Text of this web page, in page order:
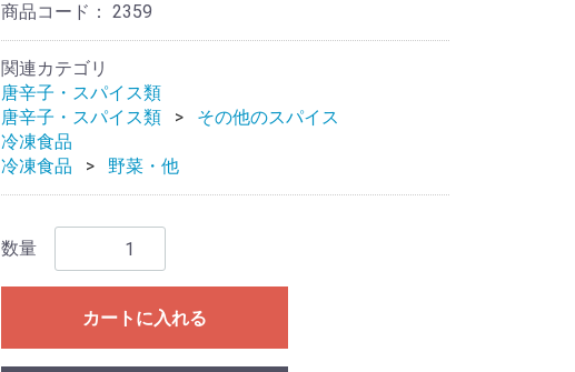
商品コード： 2359
関連カテゴリ
唐辛子・スパイス類
唐辛子・スパイス類
その他のスパイス
冷凍食品
冷凍食品
野菜・他
数量
カートに入れる